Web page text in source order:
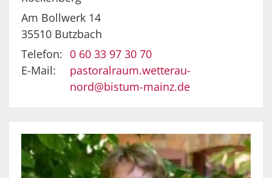
Am Bollwerk 14
35510 Butzbach
Telefon: 0 60 33 97 30 70
E-Mail:
pastoralraum.wetterau-
nord@bistum-mainz.de